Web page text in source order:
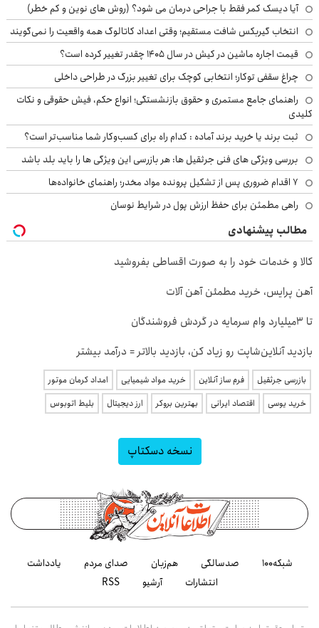
آیا دیسک کمر فقط با جراحی درمان می شود؟ (روش های نوین و کم خطر)
انتخاب گیربکس شافت مستقیم؛ وقتی اعداد کاتالوگ همه واقعیت را نمی‌گویند
قیمت اجاره ماشین در کیش در سال ۱۴۰۵ چقدر تغییر کرده است؟
چراغ سقفی توکار؛ انتخابی کوچک برای تغییر بزرگ در طراحی داخلی
راهنمای جامع مستمری و حقوق بازنشستگی؛ انواع حکم، فیش حقوقی و نکات
کلیدی
ثبت برند یا خرید برند آماده : کدام راه برای کسب‌وکار شما مناسب‌تر است؟
بررسی ویژگی های فنی جرثقیل ها: هر بازرسی این ویژگی ها را باید بلد باشد
۷ اقدام ضروری پس از تشکیل پرونده مواد مخدر؛ راهنمای خانواده‌ها
راهی مطمئن برای حفظ ارزش پول در شرایط نوسان
مطالب پیشنهادی
کالا و خدمات خود را به صورت اقساطی بفروشید
آهن پرایس، خرید مطمئن آهن آلات
تا 3میلیارد وام سرمایه در گردش فروشندگان
بازدید آنلاین‌شاپت رو زیاد کن، بازدید بالاتر = درآمد بیشتر
بازرسی جرثقیل فرم ساز آنلاین خرید مواد شیمیایی
امداد کرمان موتور
خرید یوسی
اقتصاد ایرانی بهترین بروکر ارز دیجیتال بلیط اتوبوس
نسخه دسکتاپ
شبکه۱۰۰ صدسالگی هم‌زبان صدای مردم
یادداشت
انتشارات
آرشیو RSS